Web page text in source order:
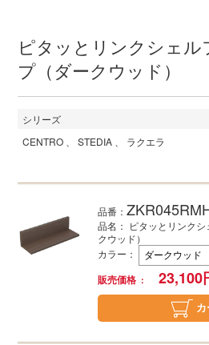
ピタッとリンクシェル
プ（ダークウッド）
シリーズ
CENTRO
STEDIA ラクエラ
品番：
品名： ピタッとリンク
クウッド）
カラー ：
販売価格
23,100